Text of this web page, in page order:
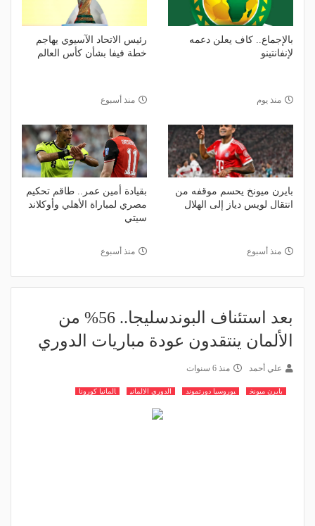
بالإجماع.. كاف يعلن دعمه
لإنفانتينو
منذ يوم
رئيس الاتحاد الآسيوي يهاجم
خطة فيفا بشأن كأس العالم
منذ أسبوع
بايرن ميونخ يحسم موقفه من
انتقال لويس دياز إلى الهلال
منذ أسبوع
بقيادة أمين عمر.. طاقم تحكيم
مصري لمباراة الأهلي وأوكلاند
سيتي
منذ أسبوع
بعد استئناف البوندسليجا.. 56% من
الألمان ينتقدون عودة مباريات الدوري
علي أحمد منذ 6 سنوات
بايرن ميونخ بوروسيا دورتموند الدوري الالماني المانيا كورونا